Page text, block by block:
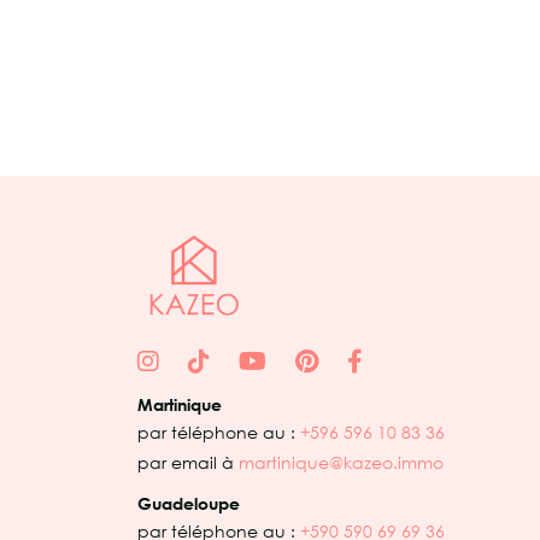
Martinique
par téléphone au : +596 596 10 83 36
par email à martinique@kazeo.immo
Guadeloupe
par téléphone au : +590 590 69 69 36